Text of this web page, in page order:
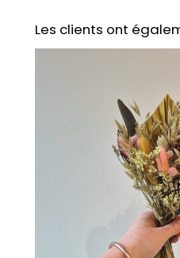
Les clients ont